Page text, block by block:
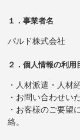
１．事業者名
パルド株式会社
２．個人情報の利用
・人材派遣・人材
・お問い合わせい
・お客様のご要望
絡。